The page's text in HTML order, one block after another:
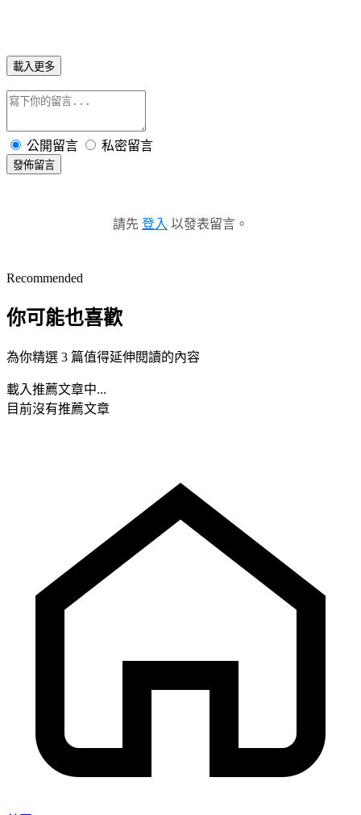
載入更多
公開留言 私密留言
發佈留言
請先 登入 以發表留言。
Recommended
你可能也喜歡
為你精選 3 篇值得延伸閱讀的內容
載入推薦文章中...
目前沒有推薦文章